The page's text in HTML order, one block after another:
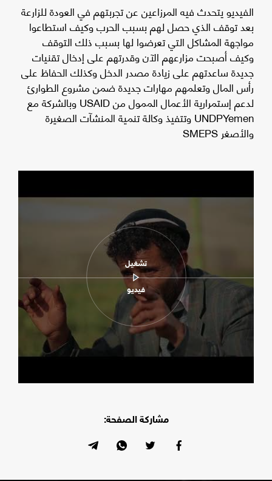
الفيديو يتحدث فيه المرزاعين عن تجربتهم في العودة للزارعة
بعد توقف الذي حصل لهم بسبب الحرب وكيف استطاعوا
مواجهة المشاكل التي تعرضوا لها بسبب ذلك التوقف
وكيف أصبحت مزارعهم الآن وقدرتهم على إدخال تقنيات
جديدة ساعدتهم على زيادة مصدر الدخل وكذلك الحفاظ على
رأس المال وتعلمهم مهارات جديدة ضمن مشروع الطوارئ
لدعم إستمرارية الأعمال الممول من USAID وبالشركة مع
UNDPYemen وتتفيذ وكالة تنمية المنشآت الصغيرة
والأصغر SMEPS
تشغيل
فيديو
مشاركة الصفحة: